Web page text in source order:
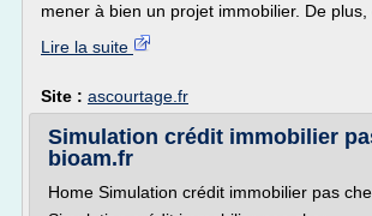
mener à bien un projet immobilier. De plus,
Lire la suite
Site : ascourtage.fr
Simulation crédit immobilier
bioam.fr
Home Simulation crédit immobilier pas